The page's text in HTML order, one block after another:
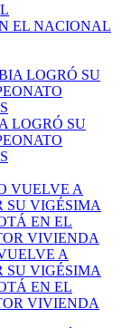
EL NACIONAL
LOGRÓ SU
A
SU VIGÉSIMA
EN EL
VIVIENDA